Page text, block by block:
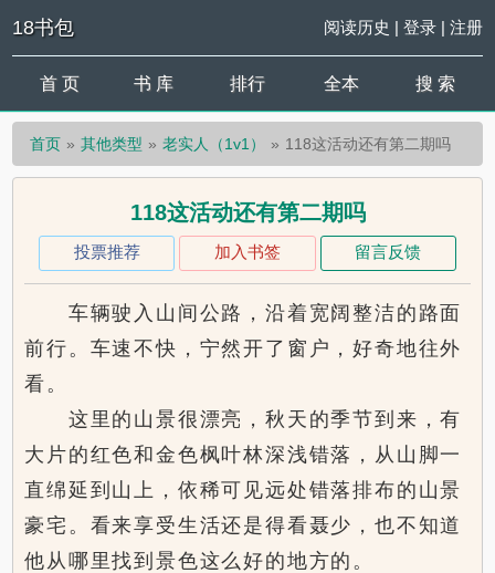
18书包 阅读历史 | 登录| 注册
首 页 书 库 排行 全本 搜 索
首页 其他类型 老实人（1v1） 118这活动还有第二期吗
118这活动还有第二期吗
投票推荐 加入书签 留言反馈
车辆驶入山间公路，沿着宽阔整洁的路面
前行。车速不快，宁然开了窗户，好奇地往外
看。
这里的山景很漂亮，秋天的季节到来，有
大片的红色和金色枫叶林深浅错落，从山脚一
直绵延到山上，依稀可见远处错落排布的山景
豪宅。看来享受生活还是得看聂少，也不知道
他从哪里找到景色这么好的地方的。